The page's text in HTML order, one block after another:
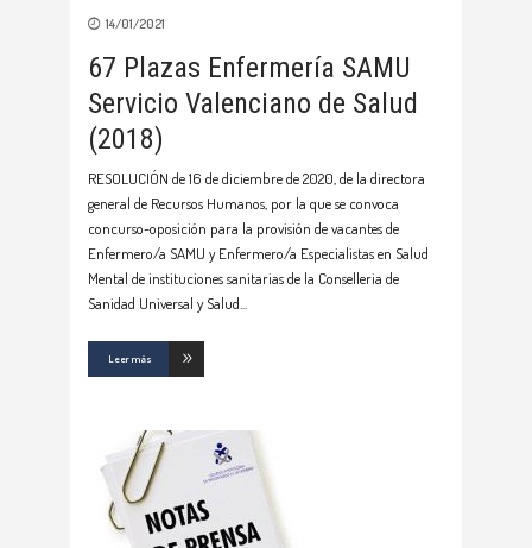
14/01/2021
67 Plazas Enfermería SAMU
Servicio Valenciano de Salud
(2018)
RESOLUCIÓN de 16 de diciembre de 2020, de la directora
general de Recursos Humanos, por la que se convoca
concurso-oposición para la provisión de vacantes de
Enfermero/a SAMU y Enfermero/a Especialistas en Salud
Mental de instituciones sanitarias de la Conselleria de
Sanidad Universal y Salud
Leer más